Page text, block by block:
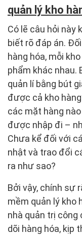
quản lý kho
Có lẽ câu hỏi này
biết rõ đáp án.
hàng hóa, mỗi
phẩm khác nhau.
quản lí bằng bút
được cả kho
các mặt hàng
được nhập đi –
Chưa kể đối với
nhật và trao đổi
ra như sao?
Bởi vậy, chính sự
mềm quản lý kho
nhà quản trị
dõi hàng hóa, kịp